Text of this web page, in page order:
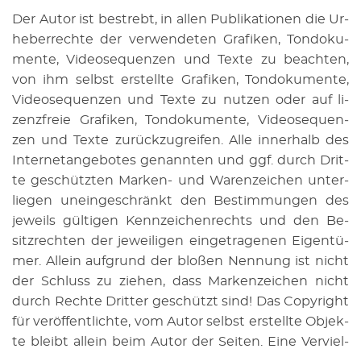
Der Autor ist be­strebt, in allen Pu­bli­ka­tio­nen die Ur­
he­ber­rech­te der ver­wen­de­ten Gra­fi­ken, Ton­do­ku­
men­te, Vi­deo­se­quen­zen und Texte zu be­ach­ten,
von ihm selbst er­stell­te Gra­fi­ken, Ton­do­ku­men­te,
Vi­deo­se­quen­zen und Texte zu nut­zen oder auf li­
zenz­freie Gra­fi­ken, Ton­do­ku­men­te, Vi­deo­se­quen­
zen und Texte zu­rück­zu­grei­fen. Alle in­ner­halb des
In­ter­net­an­ge­bo­tes ge­nann­ten und ggf. durch Drit­
te ge­schütz­ten Mar­ken- und Wa­ren­zei­chen un­ter­
lie­gen un­ein­ge­schränkt den Be­stim­mun­gen des
je­weils gül­ti­gen Kenn­zei­chen­rechts und den Be­
sitz­rech­ten der je­wei­li­gen ein­ge­tra­ge­nen Ei­gen­tü­
mer. Al­lein auf­grund der blo­ßen Nen­nung ist nicht
der Schluss zu zie­hen, dass Mar­ken­zei­chen nicht
durch Rech­te Drit­ter ge­schützt sind! Das Co­py­right
für ver­öf­fent­lich­te, vom Autor selbst er­stell­te Ob­jek­
te bleibt al­lein beim Autor der Sei­ten. Eine Ver­viel­